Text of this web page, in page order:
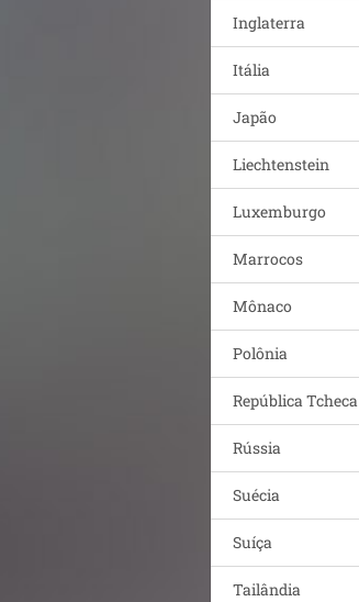
Inglaterra
Itália
Japão
Liechtenstein
Luxemburgo
Marrocos
Mônaco
Polônia
República Tcheca
Rússia
Suécia
Suíça
Tailândia